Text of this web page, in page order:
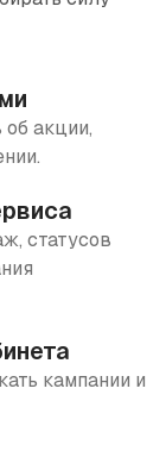
акции,
статусов
кампании и